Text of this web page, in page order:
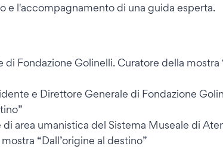
e l'accompagnamento di una guida esperta.
Fondazione Golinelli. Curatore della mostra
e Direttore Generale di Fondazione
area umanistica del Sistema Museale di
“Dall’origine al destino”